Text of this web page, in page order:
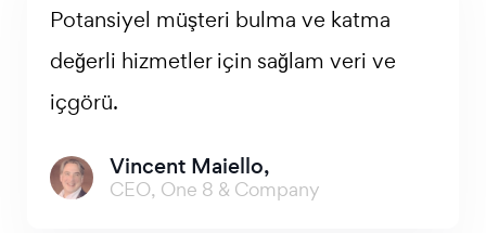
Potansiyel müşteri bulma ve katma
değerli hizmetler için sağlam veri ve
içgörü.
Vincent Maiello,
CEO, One 8 & Company